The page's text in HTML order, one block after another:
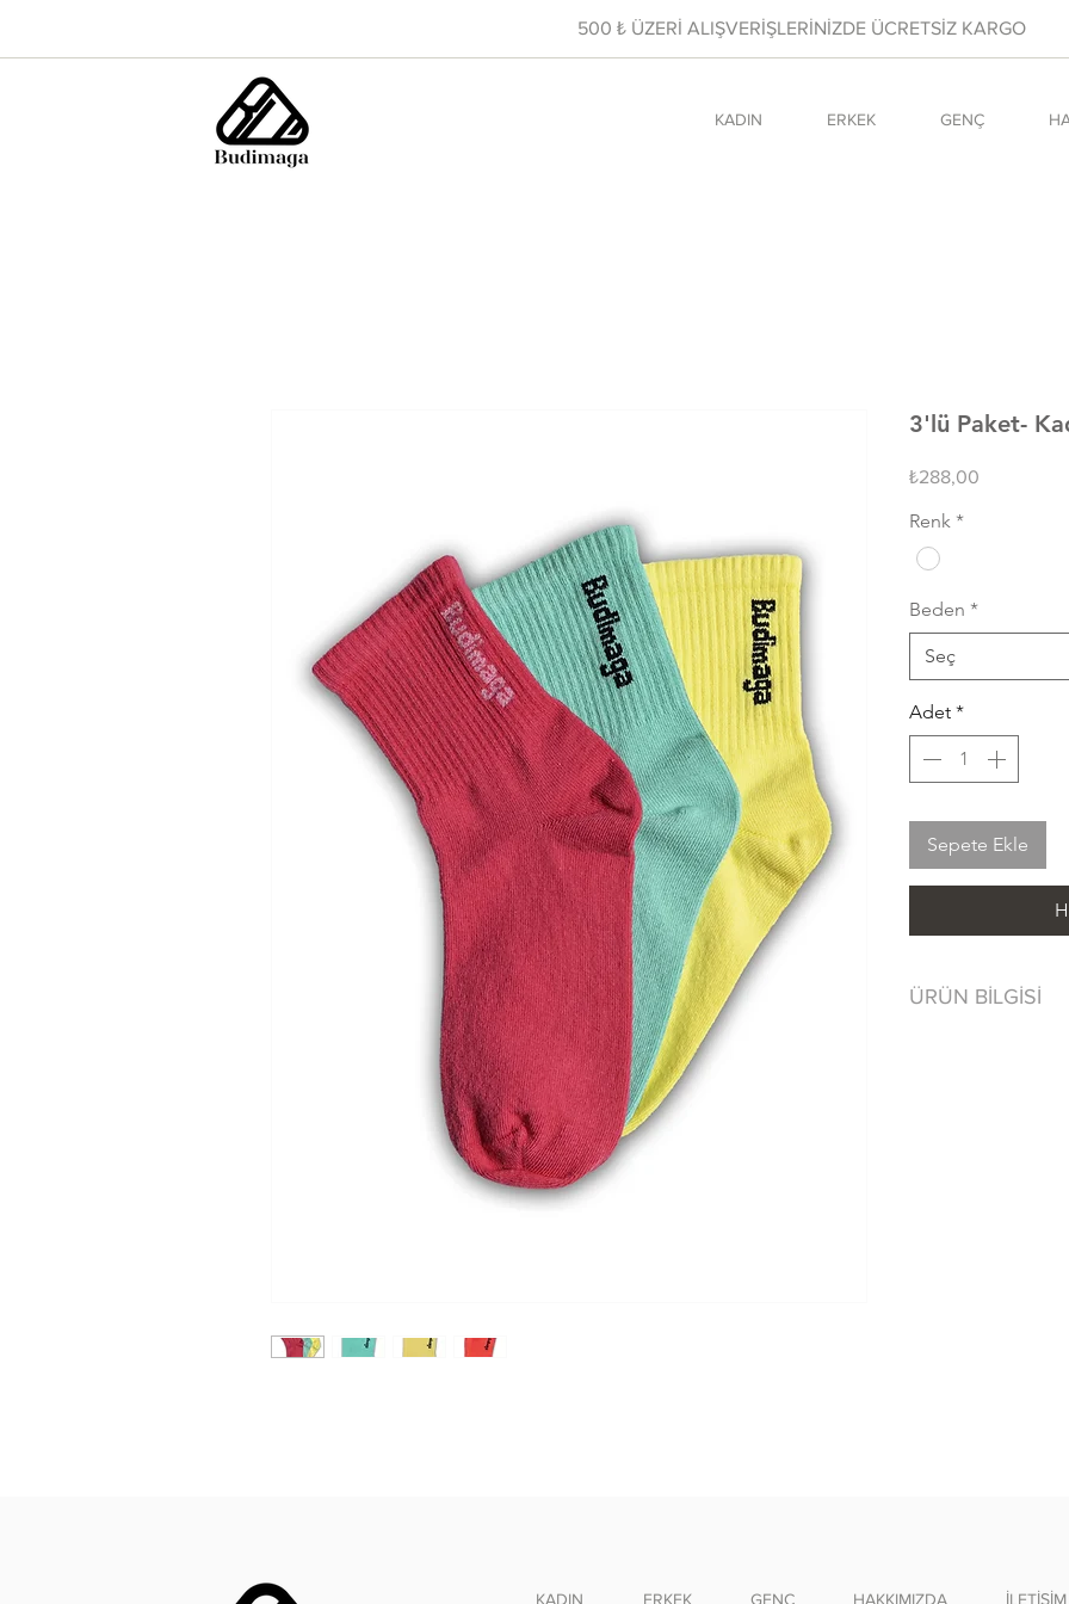
KADIN ERKEK GENÇ
500 ₺ ÜZERİ ALIŞVERİŞLERİNİZDE ÜCRETSİZ KARGO
3'lü Paket-
₺288,00
Renk *
Beden *
Seç
Adet *
Sepete Ekle
ÜRÜN BİLGİSİ
KADIN ERKEK GENÇ HAKKIMIZDA İLETİŞİM